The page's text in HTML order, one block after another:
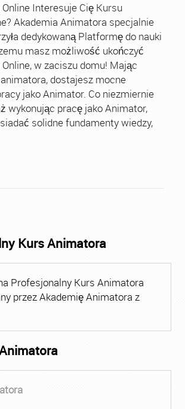
Interesuje Cię Kursu
Akademia Animatora specjalnie
dedykowaną Platformę do nauki
masz możliwość ukończyć
w zaciszu domu! Mając
dostajesz mocne
jako Animator. Co niezmiernie
wykonując pracę jako Animator,
solidne fundamenty wiedzy,
Kurs Animatora
Profesjonalny Kurs Animatora
przez Akademię Animatora z